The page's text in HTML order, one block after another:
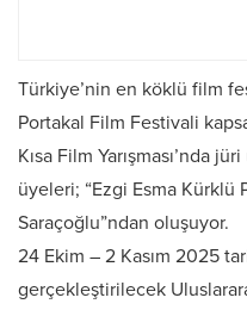
Türkiye’nin en köklü film
Portakal Film Festivali
Kısa Film Yarışması’nda
üyeleri; “Ezgi Esma Kürklü
Saraçoğlu”ndan oluşuyor.
24 Ekim – 2 Kasım 2025
gerçekleştirilecek